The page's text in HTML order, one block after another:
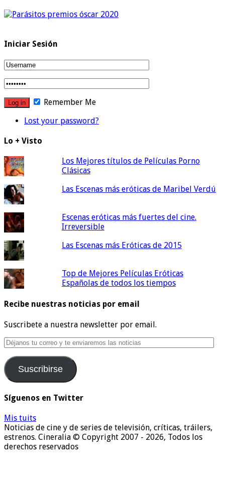
Iniciar Sesión
Remember Me
Lost your password?
Lo + Visto
Los Mejores títulos de Películas Porno
Clásicas
Las Escenas más eróticas de Maribel Verdú
Escenas eróticas más fuertes del cine.
Irreversible
Las Escenas más Eróticas de 2015
Top de Mejores Películas Eróticas
Españolas de todos los tiempos
Recibe nuestras noticias por email
Suscribete a nuestra newsletter por email.
Déjanos
tu
correo
y
te
las
Suscribirse
Síguenos en Twitter
Mis tuits
Noticias de cine y de series de televisión, críticas, tráilers,
estrenos. Cineralia © Copyright 2007 - 2026, Todos los
derechos reservados